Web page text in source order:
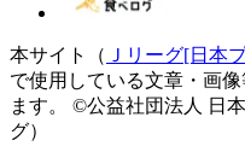
本サイト（ Ｊリーグ[日本
で使用している文章・画
ます。
©公益社団法人 日
グ）